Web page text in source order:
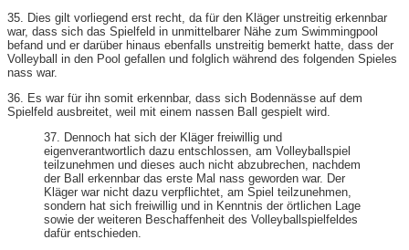
35. Dies gilt vorliegend erst recht, da für den Kläger unstreitig erkennbar
war, dass sich das Spielfeld in unmittelbarer Nähe zum Swimmingpool
befand und er darüber hinaus ebenfalls unstreitig bemerkt hatte, dass der
Volleyball in den Pool gefallen und folglich während des folgenden Spieles
nass war.
36. Es war für ihn somit erkennbar, dass sich Bodennässe auf dem
Spielfeld ausbreitet, weil mit einem nassen Ball gespielt wird.
37. Dennoch hat sich der Kläger freiwillig und
eigenverantwortlich dazu entschlossen, am Volleyballspiel
teilzunehmen und dieses auch nicht abzubrechen, nachdem
der Ball erkennbar das erste Mal nass geworden war. Der
Kläger war nicht dazu verpflichtet, am Spiel teilzunehmen,
sondern hat sich freiwillig und in Kenntnis der örtlichen Lage
sowie der weiteren Beschaffenheit des Volleyballspielfeldes
dafür entschieden.